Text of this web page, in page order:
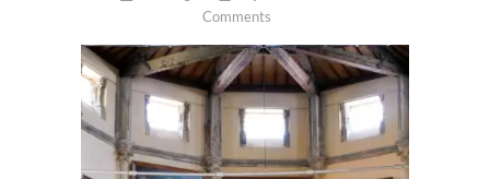
Comments